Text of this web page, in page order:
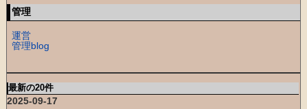
管理
運営
管理blog
最新の20件
2025-09-17